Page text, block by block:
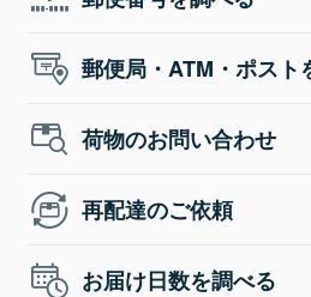
郵便局・ATM・ポスト
荷物のお問い合わせ
再配達のご依頼
お届け日数を調べる